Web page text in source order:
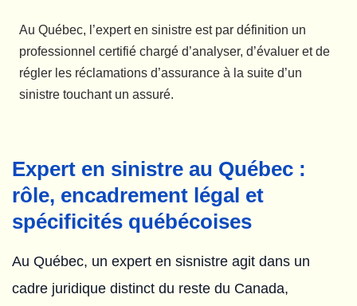
Au Québec, l’expert en sinistre est par définition un
professionnel certifié chargé d’analyser, d’évaluer et de
régler les réclamations d’assurance à la suite d’un
sinistre touchant un assuré.
Expert en sinistre au Québec :
rôle, encadrement légal et
spécificités québécoises
Au Québec, un expert en sisnistre agit dans un
cadre juridique distinct du reste du Canada,